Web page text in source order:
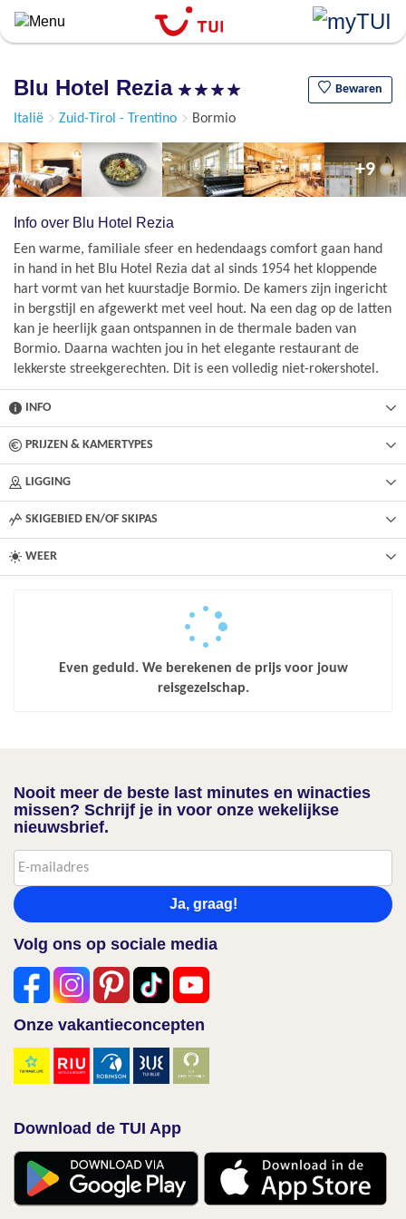
Overslaan
algemene
gaan
Blu Hotel Rezia Bewaren
Italië Zuid-Tirol - Trentino Bormio
+9
Info over Blu Hotel Rezia
Een warme, familiale sfeer en hedendaags comfort gaan hand
in hand in het Blu Hotel Rezia dat al sinds 1954 het kloppende
hart vormt van het kuurstadje Bormio. De kamers zijn ingericht
in bergstijl en afgewerkt met veel hout. Na een dag op de latten
kan je heerlijk gaan ontspannen in de thermale baden van
Bormio. Daarna wachten jou in het elegante restaurant de
lekkerste streekgerechten. Dit is een volledig niet-rokershotel.
INFO
PRIJZEN & KAMERTYPES
LIGGING
SKIGEBIED EN/OF SKIPAS
WEER
Even geduld. We berekenen de prijs voor jouw
reisgezelschap.
Nooit meer de beste last minutes en winacties
missen? Schrijf je in voor onze wekelijkse
nieuwsbrief.
Ja, graag!
Volg ons op sociale media
Onze vakantieconcepten
Download de TUI App